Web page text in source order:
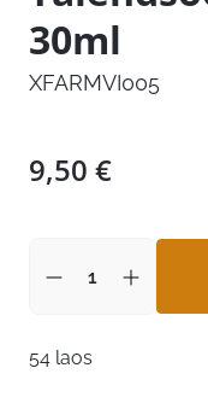
30ml
XFARMVI005
9,50 €
54 laos